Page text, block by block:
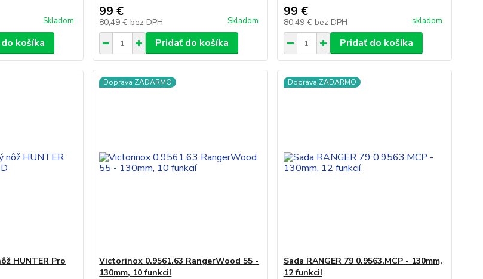
Skladom
košíka
99 €
80,49 € bez DPH Skladom
Pridať do košíka
99 €
80,49 € bez DPH skladom
Pridať do košíka
HUNTER Pro
Doprava ZADARMO
Victorinox 0.9561.63 RangerWood 55 -
130mm, 10 funkcií
Doprava ZADARMO
Sada RANGER 79 0.9563.MCP - 130mm,
12 funkcií